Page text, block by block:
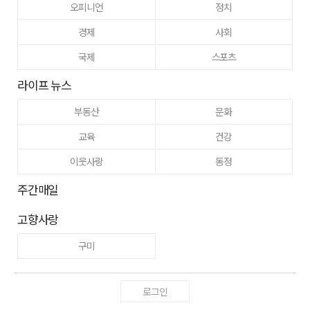
오피니언
정치
경제
사회
국제
스포츠
라이프 뉴스
부동산
문화
교육
건강
이웃사랑
동정
주간매일
고향사랑
구미
로그인